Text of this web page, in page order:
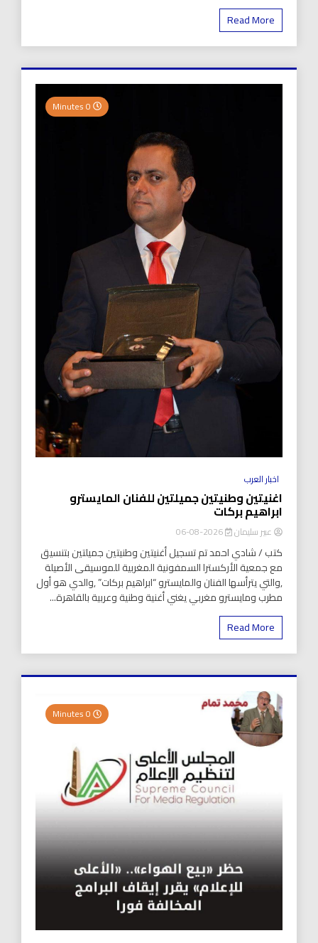
Read More
اخبار العرب
اغنيتين وطنيتين جميلتين للفنان المايسترو
ابراهيم بركات
عبير سليمان 2026-08-06
كتب / شادي احمد تم تسجيل أغنيتين وطنيتين جميلتين بتنسيق
مع جمعية الأركسترا السمفونية المغربية للموسيقى الأصيلة
,والتي يترأسها الفنان والمايسترو “ابراهيم بركات” ,والدي هو أول
مطرب ومايسترو مغربي يغني أغنية وطنية وعربية بالقاهرة...
Read More